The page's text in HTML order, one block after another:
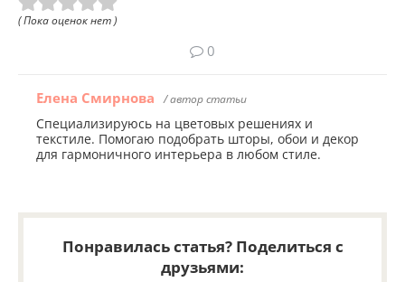
( Пока оценок нет )
0
Елена Смирнова / автор статьи
Специализируюсь на цветовых решениях и
текстиле. Помогаю подобрать шторы, обои и декор
для гармоничного интерьера в любом стиле.
Понравилась статья? Поделиться с
друзьями: